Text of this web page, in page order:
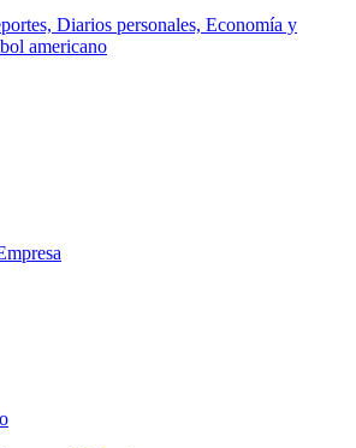
Diarios personales, Economía y
americano